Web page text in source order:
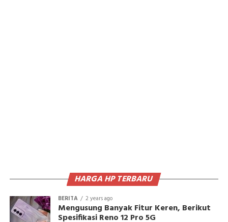
HARGA HP TERBARU
BERITA 2 years ago
Mengusung Banyak Fitur Keren, Berikut
Spesifikasi Reno 12 Pro 5G